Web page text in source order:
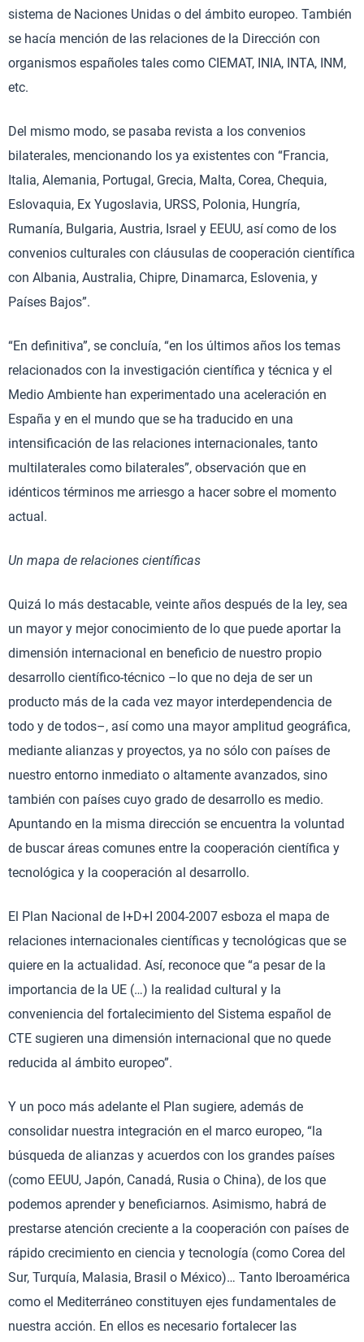
sistema de Naciones Unidas o del ámbito europeo. También
se hacía mención de las relaciones de la Dirección con
organismos españoles tales como CIEMAT, INIA, INTA, INM,
etc.
Del mismo modo, se pasaba revista a los convenios
bilaterales, mencionando los ya existentes con “Francia,
Italia, Alemania, Portugal, Grecia, Malta, Corea, Chequia,
Eslovaquia, Ex Yugoslavia, URSS, Polonia, Hungría,
Rumanía, Bulgaria, Austria, Israel y EEUU, así como de los
convenios culturales con cláusulas de cooperación científica
con Albania, Australia, Chipre, Dinamarca, Eslovenia, y
Países Bajos”.
“En definitiva”, se concluía, “en los últimos años los temas
relacionados con la investigación científica y técnica y el
Medio Ambiente han experimentado una aceleración en
España y en el mundo que se ha traducido en una
intensificación de las relaciones internacionales, tanto
multilaterales como bilaterales”, observación que en
idénticos términos me arriesgo a hacer sobre el momento
actual.
Un mapa de relaciones científicas
Quizá lo más destacable, veinte años después de la ley, sea
un mayor y mejor conocimiento de lo que puede aportar la
dimensión internacional en beneficio de nuestro propio
desarrollo científico-técnico –lo que no deja de ser un
producto más de la cada vez mayor interdependencia de
todo y de todos–, así como una mayor amplitud geográfica,
mediante alianzas y proyectos, ya no sólo con países de
nuestro entorno inmediato o altamente avanzados, sino
también con países cuyo grado de desarrollo es medio.
Apuntando en la misma dirección se encuentra la voluntad
de buscar áreas comunes entre la cooperación científica y
tecnológica y la cooperación al desarrollo.
El Plan Nacional de I+D+I 2004-2007 esboza el mapa de
relaciones internacionales científicas y tecnológicas que se
quiere en la actualidad. Así, reconoce que “a pesar de la
importancia de la UE (…) la realidad cultural y la
conveniencia del fortalecimiento del Sistema español de
CTE sugieren una dimensión internacional que no quede
reducida al ámbito europeo”.
Y un poco más adelante el Plan sugiere, además de
consolidar nuestra integración en el marco europeo, “la
búsqueda de alianzas y acuerdos con los grandes países
(como EEUU, Japón, Canadá, Rusia o China), de los que
podemos aprender y beneficiarnos. Asimismo, habrá de
prestarse atención creciente a la cooperación con países de
rápido crecimiento en ciencia y tecnología (como Corea del
Sur, Turquía, Malasia, Brasil o México)… Tanto Iberoamérica
como el Mediterráneo constituyen ejes fundamentales de
nuestra acción. En ellos es necesario fortalecer las